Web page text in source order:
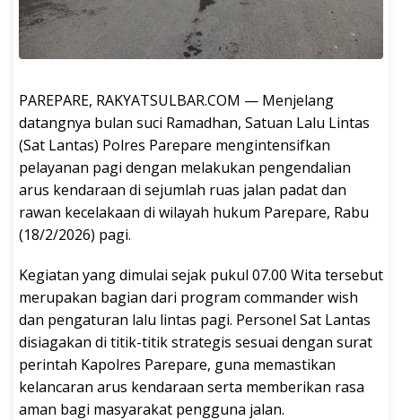
PAREPARE, RAKYATSULBAR.COM — Menjelang
datangnya bulan suci Ramadhan, Satuan Lalu Lintas
(Sat Lantas) Polres Parepare mengintensifkan
pelayanan pagi dengan melakukan pengendalian
arus kendaraan di sejumlah ruas jalan padat dan
rawan kecelakaan di wilayah hukum Parepare, Rabu
(18/2/2026) pagi.
Kegiatan yang dimulai sejak pukul 07.00 Wita tersebut
merupakan bagian dari program commander wish
dan pengaturan lalu lintas pagi. Personel Sat Lantas
disiagakan di titik-titik strategis sesuai dengan surat
perintah Kapolres Parepare, guna memastikan
kelancaran arus kendaraan serta memberikan rasa
aman bagi masyarakat pengguna jalan.